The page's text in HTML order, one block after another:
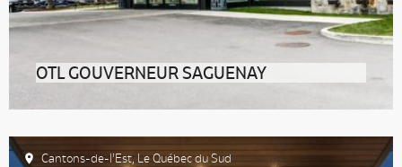
OTL GOUVERNEUR SAGUENAY
Vous cherchez un hôtel urbain haut de gamme au
Saguenay–Lac-Saint-Jean ? Rendez-vous
Cantons-de-l’Est, Le Québec du Sud